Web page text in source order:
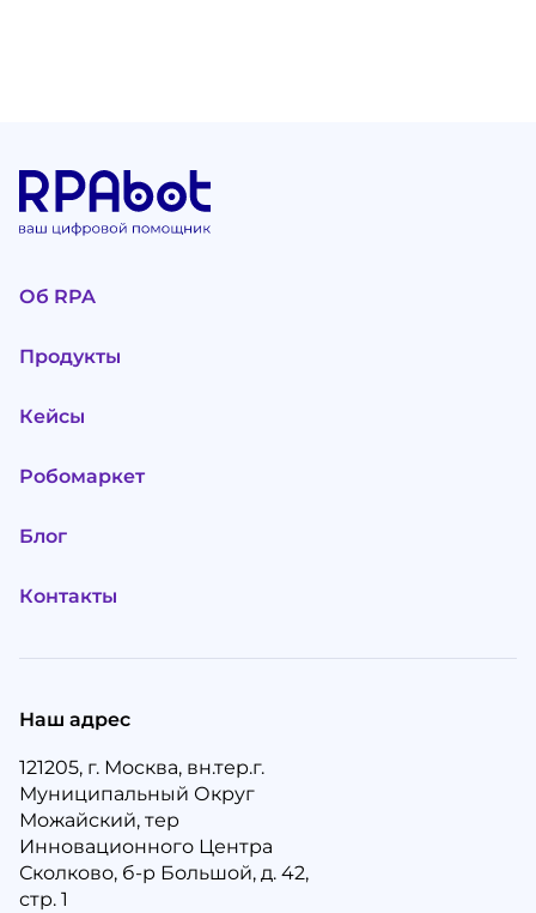
Об RPA
Продукты
Кейсы
Робомаркет
Блог
Контакты
Наш адрес
121205, г. Москва, вн.тер.г.
Муниципальный Округ
Можайский, тер
Инновационного Центра
Сколково, б-р Большой, д. 42,
стр. 1